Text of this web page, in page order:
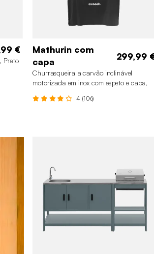
€
Preto
Mathurin com
capa
299,99
Churrasqueira a carvão inclinável
motorizada em inox com espeto e capa,
4 (106)